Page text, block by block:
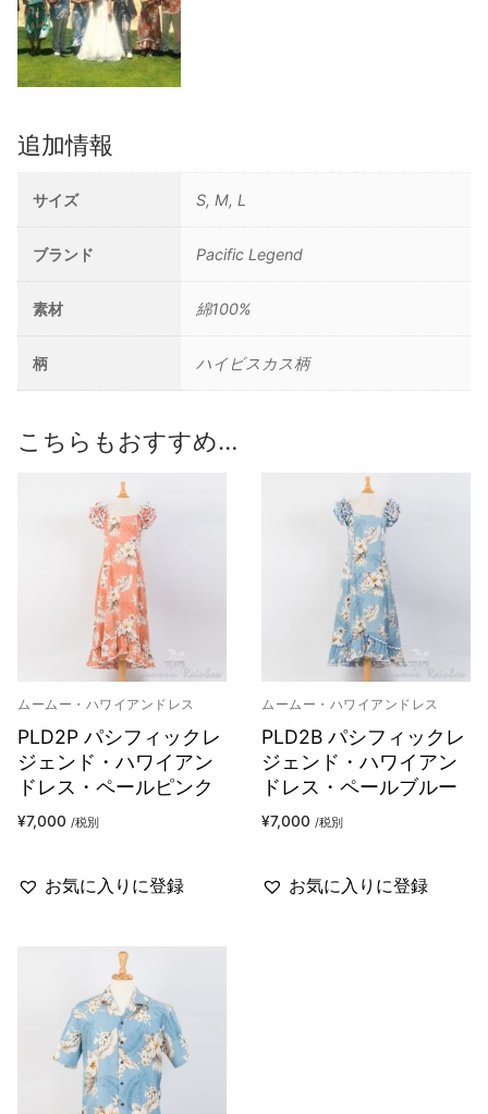
追加情報
サイズ S, M, L
ブランド Pacific Legend
素材 綿100%
柄 ハイビスカス柄
こちらもおすすめ…
ムームー・ハワイアンドレス
PLD2P パシフィックレ
ジェンド・ハワイアン
ドレス・ペールピンク
¥7,000 /税別
お気に入りに登録
ムームー・ハワイアンドレス
PLD2B パシフィックレ
ジェンド・ハワイアン
ドレス・ペールブルー
¥7,000 /税別
お気に入りに登録